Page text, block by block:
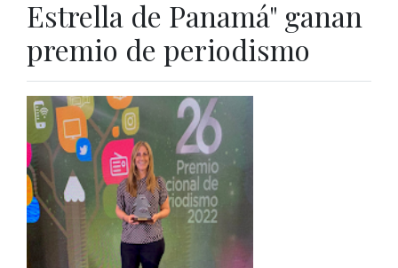
Estrella de Panamá" ganan
premio de periodismo